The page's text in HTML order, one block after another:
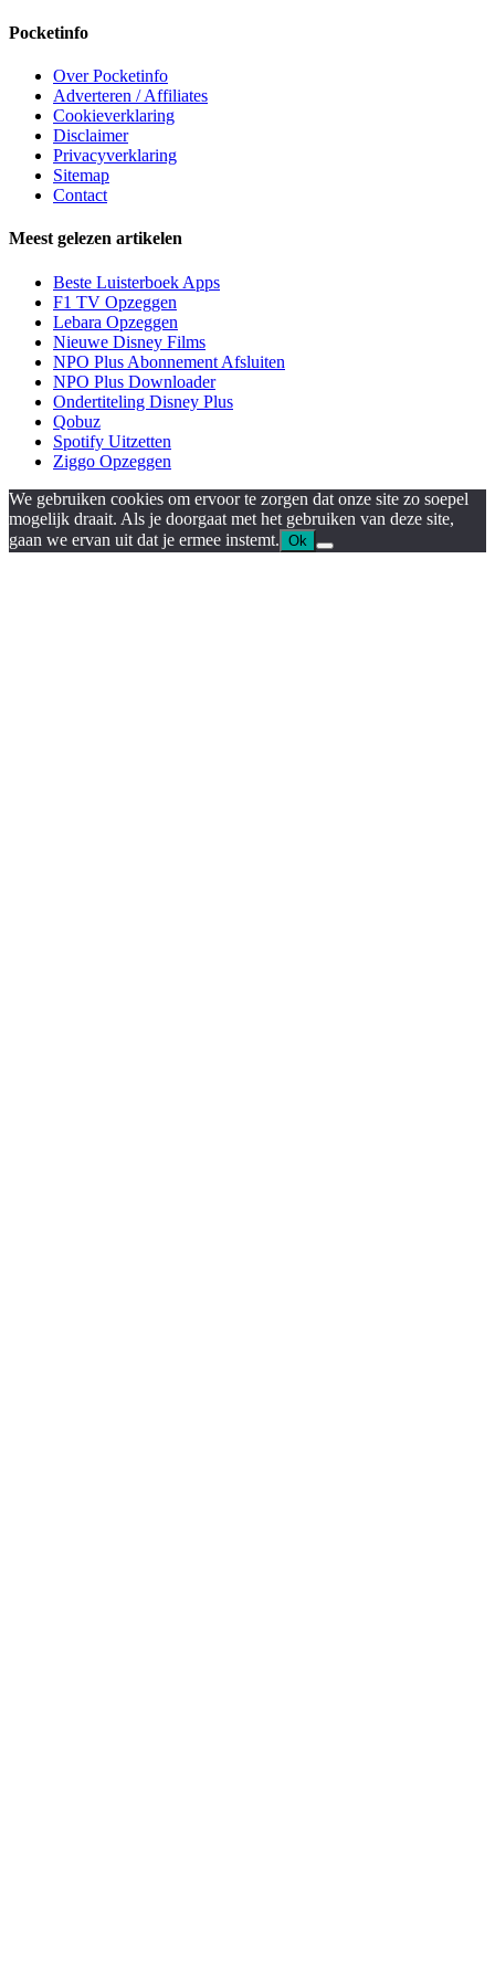
Pocketinfo
Over Pocketinfo
Adverteren / Affiliates
Cookieverklaring
Disclaimer
Privacyverklaring
Sitemap
Contact
Meest gelezen artikelen
Beste Luisterboek Apps
F1 TV Opzeggen
Lebara Opzeggen
Nieuwe Disney Films
NPO Plus Abonnement Afsluiten
NPO Plus Downloader
Ondertiteling Disney Plus
Qobuz
Spotify Uitzetten
Ziggo Opzeggen
We gebruiken cookies om ervoor te zorgen dat onze site zo soepel
mogelijk draait. Als je doorgaat met het gebruiken van deze site,
gaan we ervan uit dat je ermee instemt. Ok